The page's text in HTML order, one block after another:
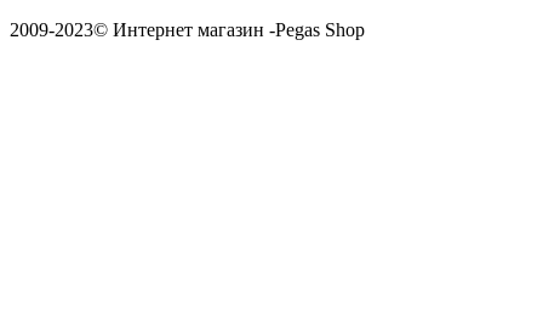
2009-2023© Интернет магазин -Pegas Shop